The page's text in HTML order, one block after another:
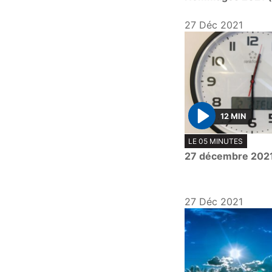
27 Déc 2021
P
l
a
12 MIN
LE 05 MINUTES
27 décembre
27 Déc 2021